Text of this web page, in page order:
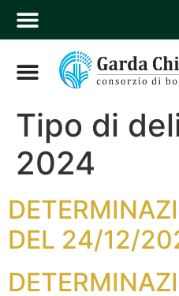
Tipo di
2024
DEL 24/12/